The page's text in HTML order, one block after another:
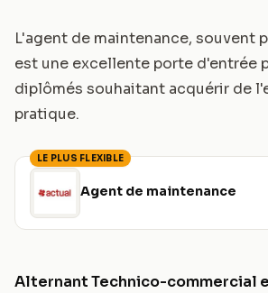
L'agent de maintenance, souvent
est une excellente porte d'entrée
diplômés souhaitant acquérir de
pratique.
LE PLUS FLEXIBLE
Agent de maintenance
Alternant Technico-commercial